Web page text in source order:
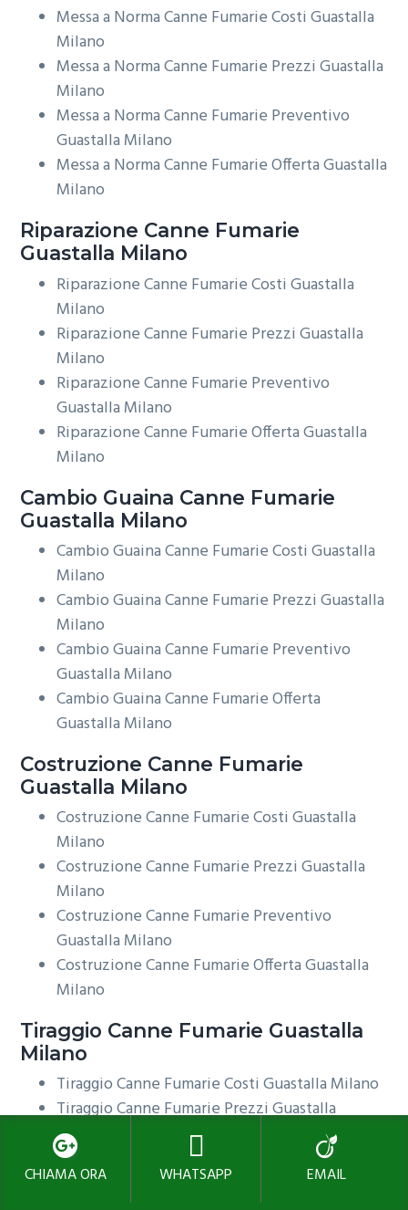
Messa a Norma Canne Fumarie Costi Guastalla
Milano
Messa a Norma Canne Fumarie Prezzi Guastalla
Milano
Messa a Norma Canne Fumarie Preventivo
Guastalla Milano
Messa a Norma Canne Fumarie Offerta Guastalla
Milano
Riparazione Canne Fumarie
Guastalla Milano
Riparazione Canne Fumarie Costi Guastalla
Milano
Riparazione Canne Fumarie Prezzi Guastalla
Milano
Riparazione Canne Fumarie Preventivo
Guastalla Milano
Riparazione Canne Fumarie Offerta Guastalla
Milano
Cambio Guaina Canne Fumarie
Guastalla Milano
Cambio Guaina Canne Fumarie Costi Guastalla
Milano
Cambio Guaina Canne Fumarie Prezzi Guastalla
Milano
Cambio Guaina Canne Fumarie Preventivo
Guastalla Milano
Cambio Guaina Canne Fumarie Offerta
Guastalla Milano
Costruzione Canne Fumarie
Guastalla Milano
Costruzione Canne Fumarie Costi Guastalla
Milano
Costruzione Canne Fumarie Prezzi Guastalla
Milano
Costruzione Canne Fumarie Preventivo
Guastalla Milano
Costruzione Canne Fumarie Offerta Guastalla
Milano
Tiraggio Canne Fumarie Guastalla
Milano
Tiraggio Canne Fumarie Costi Guastalla Milano
Tiraggio Canne Fumarie Prezzi Guastalla
Milano
Tiraggio Canne Fumarie Preventivo Guastalla
Milano
CHIAMA ORA WHATSAPP EMAIL